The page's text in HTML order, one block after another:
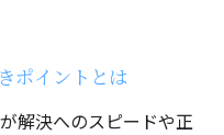
ポイントとは
解決へのスピードや正